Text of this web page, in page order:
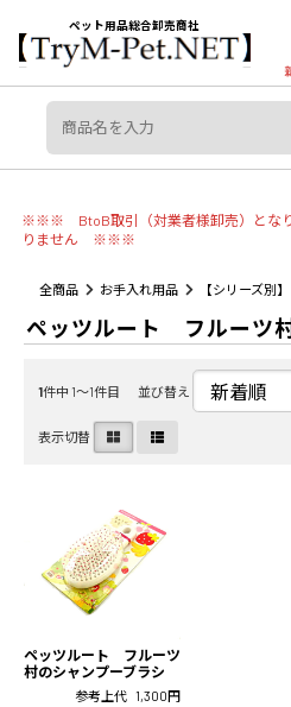
＜重要＞【オリジン】【アカナ】販売
ペット用品総合卸売商社
※※※ BtoB取引（対業者様卸売）となり
りません ※※※
全商品 お手入れ用品 【シリーズ別】
ペッツルート フルーツ
1件中 1〜1件目 並び替え
表示切替
ペッツルート フルーツ
村のシャンプーブラシ
参考上代 1,300円